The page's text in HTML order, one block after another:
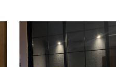
レポ🎨